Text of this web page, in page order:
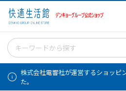
株式会社電響社が運営するショッピ
た。